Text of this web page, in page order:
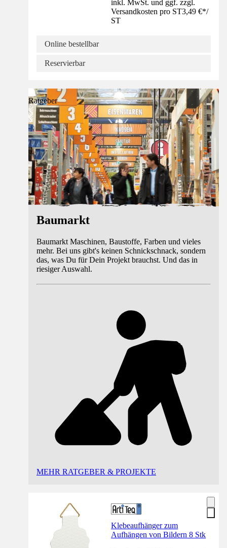
inkl. MwSt. und ggf. zzgl.
Versandkosten pro ST3,49 €*/
ST
Online bestellbar
Reservierbar
Ratgeber
Baumarkt
Baumarkt Maschinen, Baustoffe, Farben und vieles
mehr. Bei uns gibt's keinen Schnickschnack, sondern
das, was Du für Dein Projekt brauchst. Und das in
riesiger Auswahl.
MEHR RATGEBER & PROJEKTE
Klebeaufhänger zum
Aufhängen von Bildern 8 Stk